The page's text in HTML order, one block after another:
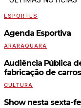
ESPORTES
Agenda Esportiva
ARARAQUARA
Audiência Pública
fabricação de
CULTURA
Show nesta sexta-